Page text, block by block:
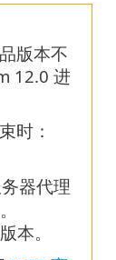
版本不
12.0 进
时：
器代理
本。